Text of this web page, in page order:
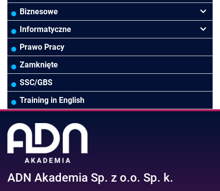
Finanse
Controlling
Rady Nadzorcze/Zarząd
Biura rachunkowe
Budownictwo/Deweloperka
HoReCa
TSL
Ubezpieczenia
Wodociągi/Kanalizacja
Pozostałe branże
Rachunkowość Budżetowa
Kadry i płace
Prawo
Podatki
Pozostałe
Biznesowe
Przywództwo/Zarządzanie
Zarządzanie projektami/Procesami
HR/Zarządzanie Kapitałem Ludzkim
Prawo pracy
Asystentka/Sekretarka
Efektywność osobista//Wellbeing
Informatyczne
MS Excel/Makra/VBA
Online Power BI/Power Query/Dashboardy
MS 365/SharePoint/Bazy danych
MS Project/Word/PowerPoint
Prawo Pracy
Zamknięte
SSC/GBS
Training in English
ADN Akademia Sp. z o.o. Sp. k.